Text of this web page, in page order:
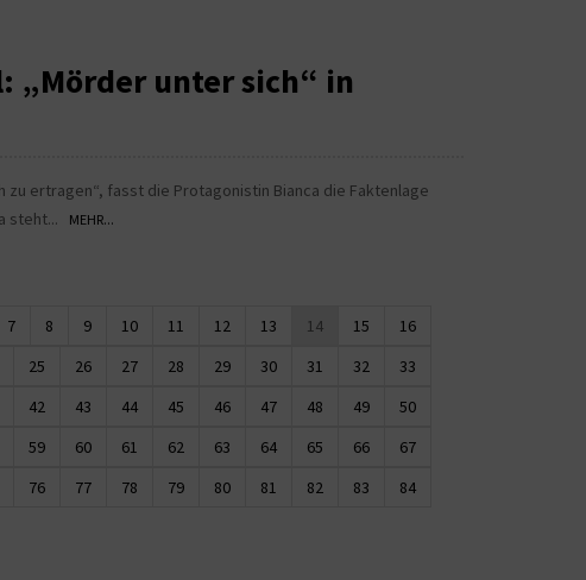
„Mörder unter sich“ in
zu ertragen“, fasst die Protagonistin Bianca die Faktenlage
steht...
MEHR...
7 8 9 10 11 12 13 14 15
16
25 26 27 28 29 30 31 32
33
42 43 44 45 46 47 48 49
50
59 60 61 62 63 64 65 66
67
76 77 78 79 80 81 82 83
84